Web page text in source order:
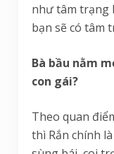
như tâm trạng
bạn sẽ có tâm
Bà bầu nằm
con gái?
Theo quan
thì Rắn chính